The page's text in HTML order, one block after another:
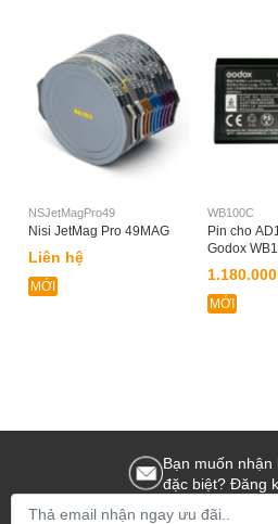
NSJetMagPro49
Nisi JetMag Pro 49MAG
Liên hệ
MỚI
WB100C
Pin cho
Godox
MỚI
Bạn muốn nhận
đặc biệt? Đăng